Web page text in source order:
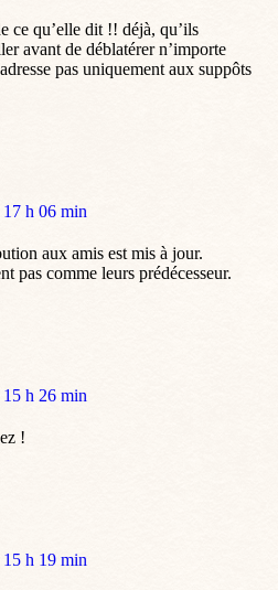
ce qu’elle dit !! déjà, qu’ils
avant de déblatérer n’importe
pas uniquement aux suppôts
h 06 min
aux amis est mis à jour.
pas comme leurs prédécesseur.
h 26 min
!
h 19 min